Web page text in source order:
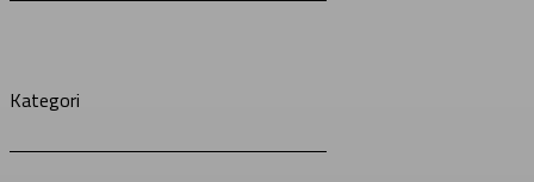
Kategori